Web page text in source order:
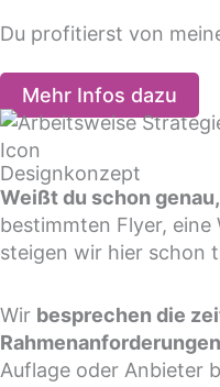
Du profitierst von
Mehr Infos dazu
Designkonzept
Weißt du schon
bestimmten Flyer,
steigen wir hier schon
Wir besprechen die
Rahmenanforderungen
Auflage oder Anbieter